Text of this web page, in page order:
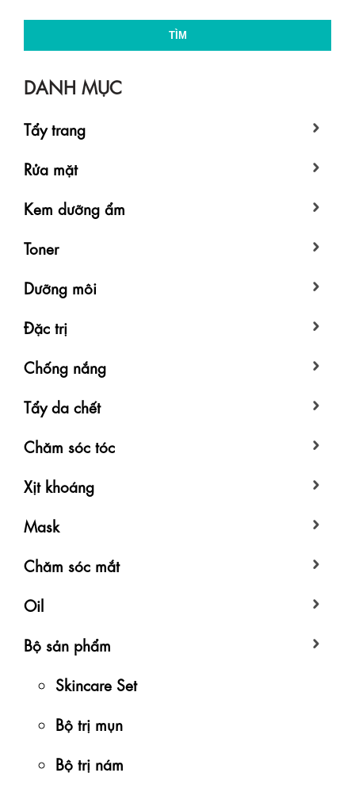
TÌM
DANH MỤC
Tẩy trang
Rửa mặt
Kem dưỡng ẩm
Toner
Dưỡng môi
Đặc trị
Chống nắng
Tẩy da chết
Chăm sóc tóc
Xịt khoáng
Mask
Chăm sóc mắt
Oil
Bộ sản phẩm
Skincare Set
Bộ trị mụn
Bộ trị nám